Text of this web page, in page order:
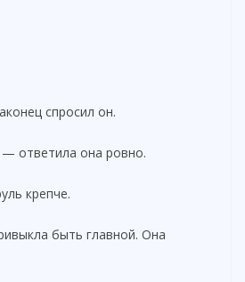
спросил он.
ответила она ровно.
крепче.
быть главной. Она